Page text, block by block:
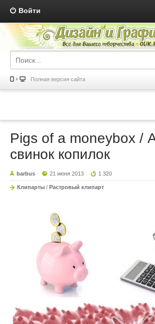
Войти
Полная версия сайта
Pigs of a moneybox /
свинок копилок
barbus 21 июня 2013 1 320
Клипарты / Растровый клипарт